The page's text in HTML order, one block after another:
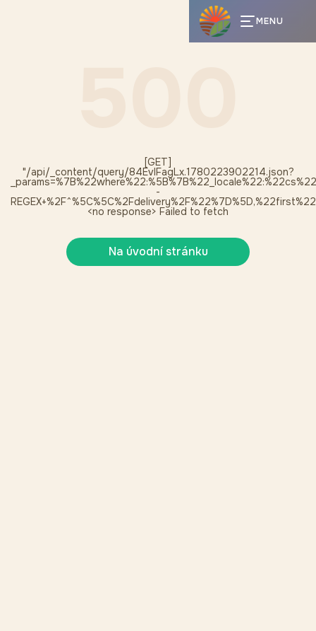
MENU
[GET]
"/api/_content/query/84EvlFagLx.1780223902214.json?
-
<no response> Failed to fetch
Na úvodní stránku